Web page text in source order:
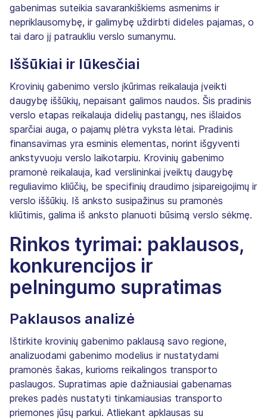
gabenimas suteikia savarankiškiems asmenims ir
nepriklausomybę, ir galimybę uždirbti dideles pajamas, o
tai daro jį patraukliu verslo sumanymu.
Iššūkiai ir lūkesčiai
Krovinių gabenimo verslo įkūrimas reikalauja įveikti
daugybę iššūkių, nepaisant galimos naudos. Šis pradinis
verslo etapas reikalauja didelių pastangų, nes išlaidos
sparčiai auga, o pajamų plėtra vyksta lėtai. Pradinis
finansavimas yra esminis elementas, norint išgyventi
ankstyvuoju verslo laikotarpiu. Krovinių gabenimo
pramonė reikalauja, kad verslininkai įveiktų daugybę
reguliavimo kliūčių, be specifinių draudimo įsipareigojimų ir
verslo iššūkių. Iš anksto susipažinus su pramonės
kliūtimis, galima iš anksto planuoti būsimą verslo sėkmę.
Rinkos tyrimai: paklausos,
konkurencijos ir
pelningumo supratimas
Paklausos analizė
Ištirkite krovinių gabenimo paklausą savo regione,
analizuodami gabenimo modelius ir nustatydami
pramonės šakas, kurioms reikalingos transporto
paslaugos. Supratimas apie dažniausiai gabenamas
prekes padės nustatyti tinkamiausias transporto
priemones jūsų parkui. Atliekant apklausas su